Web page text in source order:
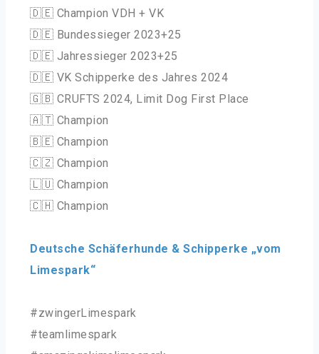
🇩🇪 Champion VDH + VK
🇩🇪 Bundessieger 2023+25
🇩🇪 Jahressieger 2023+25
🇩🇪 VK Schipperke des Jahres 2024
🇬🇧 CRUFTS 2024, Limit Dog First Place
🇦🇹 Champion
🇧🇪 Champion
🇨🇿 Champion
🇱🇺 Champion
🇨🇭 Champion
Deutsche Schäferhunde & Schipperke „vom
Limespark“
#zwingerLimespark
#teamlimespark